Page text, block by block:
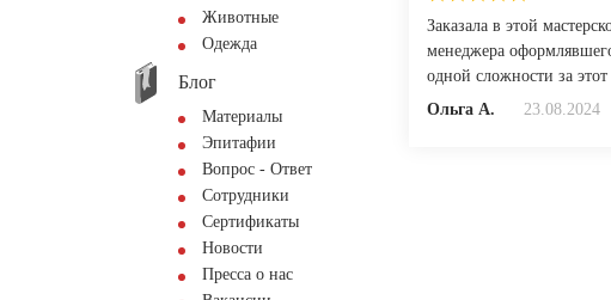
Животные
Одежда
Блог
Материалы
Эпитафии
Вопрос - Ответ
Сотрудники
Сертификаты
Новости
Пресса о нас
Заказала в этой
менеджера
одной сложности за
Ольга А.
23.08.2024